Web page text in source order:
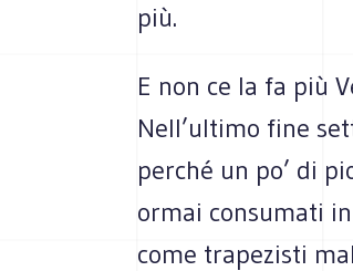
più.
E non ce la fa più
Nell’ultimo fine
perché un po’ di
ormai consumati
come trapezisti